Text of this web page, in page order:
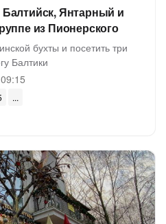
Янтарный и
из Пионерского
бухты и посетить три
Балтики